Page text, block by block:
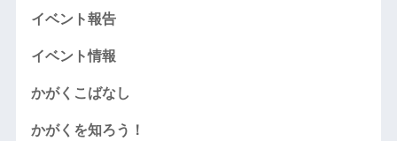
イベント報告
イベント情報
かがくこばなし
かがくを知ろう！